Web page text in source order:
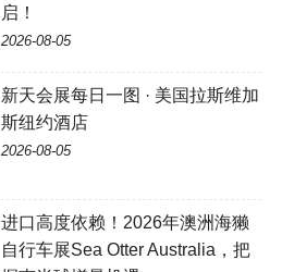
启！
2026-08-05
新天会展每日一图 · 美国拉斯维加
斯纽约酒店
2026-08-05
进口高度依赖！2026年澳洲海獭
自行车展Sea Otter Australia，把